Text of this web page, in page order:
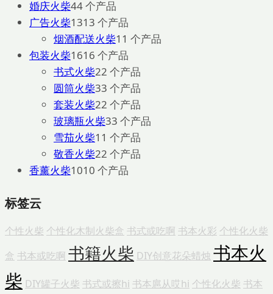
婚庆火柴44 个产品
广告火柴1313 个产品
烟酒配送火柴1 1 个产品
包装火柴1616 个产品
书式火柴22 个产品
圆筒火柴33 个产品
套装火柴22 个产品
玻璃瓶火柴33 个产品
雪茄火柴1 1 个产品
敬香火柴22 个产品
香薰火柴1010 个产品
标签云
个性火柴 个性化木制火柴盒 书式或吃啊 书本火彩 个性化火柴
盒 书本或吃啊 书籍火柴 DIY创意花朵蜡烛 书本火
柴 DIY罐子火柴 书式或擦hi 书本扈从哎hi 个性化火柴 书本